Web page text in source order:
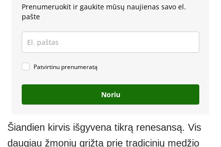
Prenumeruokit ir gaukite mūsų naujienas savo el.
pašte
Patvirtinu prenumeratą
Noriu
Šiandien kirvis išgyvena tikrą renesansą. Vis
daugiau žmonių grįžta prie tradicinių medžio